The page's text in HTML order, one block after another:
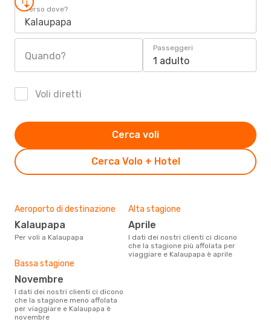
Verso dove?
Kalaupapa
Quando?
Passeggeri
1 adulto
Voli diretti
Cerca Volo + Hotel
Cerca voli
Aeroporto di destinazione
Kalaupapa
Per voli a Kalaupapa
Alta stagione
aprile
I dati dei nostri clienti ci dicono
che la stagione più affolata per
viaggiare e Kalaupapa è aprile
Bassa stagione
novembre
I dati dei nostri clienti ci dicono
che la stagione meno affolata
per viaggiare e Kalaupapa è
novembre